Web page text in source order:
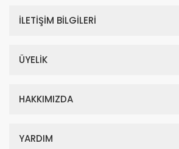
İLETİŞİM BİLGİLERİ
ÜYELİK
HAKKIMIZDA
YARDIM